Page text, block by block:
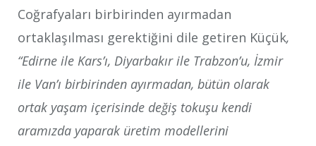
Coğrafyaları birbirinden ayırmadan
ortaklaşılması gerektiğini dile getiren Küçük,
“Edirne ile Kars’ı, Diyarbakır ile Trabzon’u, İzmir
ile Van’ı birbirinden ayırmadan, bütün olarak
ortak yaşam içerisinde değiş tokuşu kendi
aramızda yaparak üretim modellerini